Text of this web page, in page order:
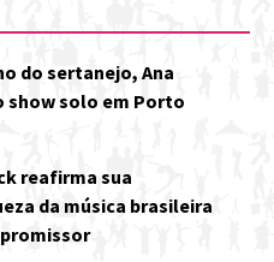
do sertanejo, Ana
show solo em Porto
reafirma sua
da música brasileira